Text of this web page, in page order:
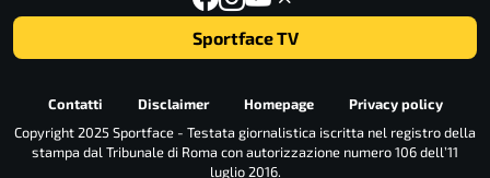
Sportface TV
Contatti Disclaimer Homepage
Privacy policy
Copyright 2025 Sportface - Testata giornalistica iscritta nel registro della
stampa dal Tribunale di Roma con autorizzazione numero 106 dell’11
luglio 2016.